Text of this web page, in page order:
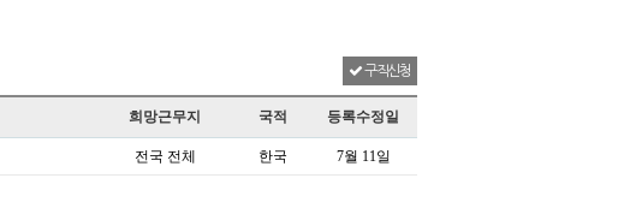
구직신청
희망근무지 국적 등록수정일
전국 전체 한국 7월 11일